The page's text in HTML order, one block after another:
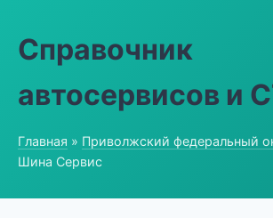
Справочник
автосервисов и
Главная » Приволжский федеральный
Шина Сервис